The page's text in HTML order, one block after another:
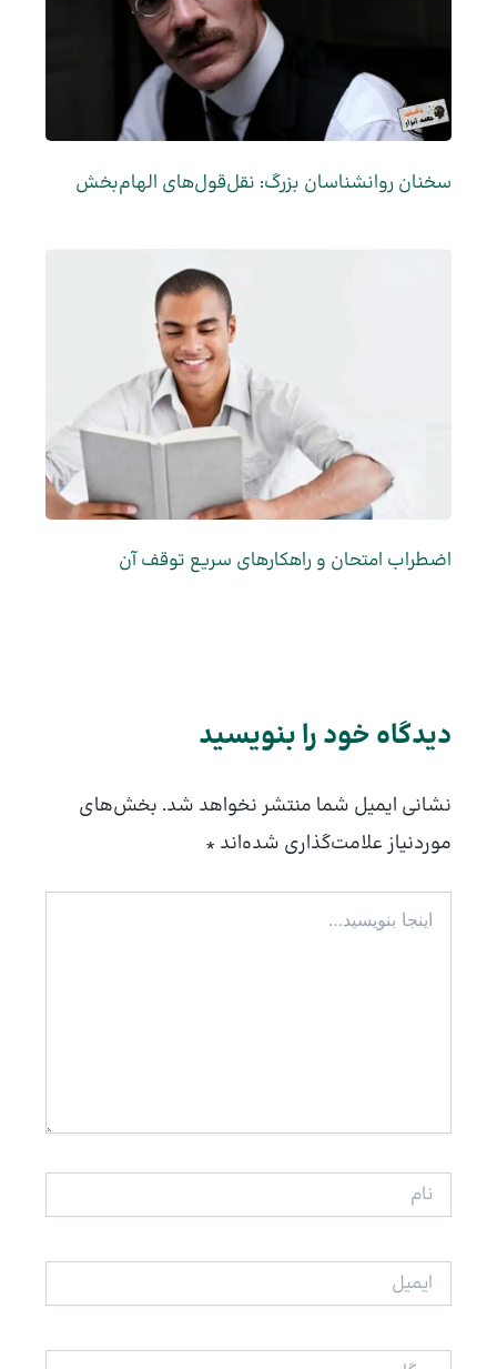
سخنان روانشناسان بزرگ: نقل‌قول‌های الهام‌بخش
اضطراب امتحان و راهکارهای سریع توقف آن
دیدگاه‌ خود را بنویسید
نشانی ایمیل شما منتشر نخواهد شد. بخش‌های
موردنیاز علامت‌گذاری شده‌اند *
اینجا
بنویسید…
ایمیل
وبگاه